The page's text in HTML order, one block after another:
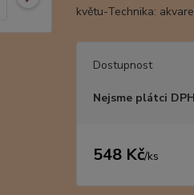
květu-Technika:
Dostupnost
Nejsme plátci DPH
548 Kč/ks